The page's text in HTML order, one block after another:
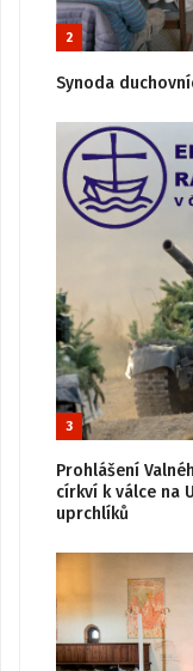
2
Synoda
3
Prohlášení
církví k válce na
uprchlíků